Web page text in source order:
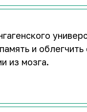
и
из мозга.